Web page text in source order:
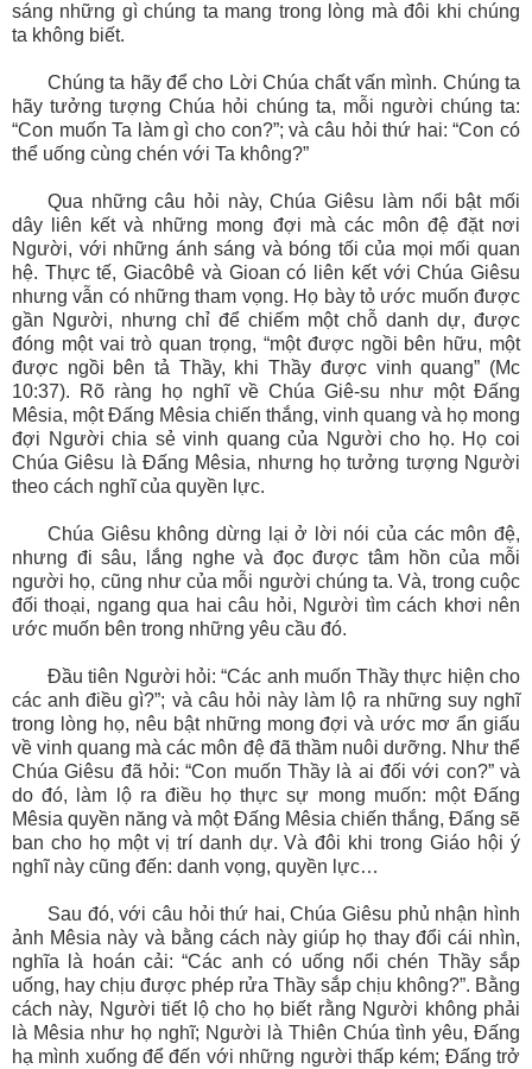
sáng những gì chúng ta mang trong lòng mà đôi khi chúng
ta không biết.
Chúng ta hãy để cho Lời Chúa chất vấn mình. Chúng ta
hãy tưởng tượng Chúa hỏi chúng ta, mỗi người chúng ta:
“Con muốn Ta làm gì cho con?”; và câu hỏi thứ hai: “Con có
thể uống cùng chén với Ta không?”
Qua những câu hỏi này, Chúa Giêsu làm nổi bật mối
dây liên kết và những mong đợi mà các môn đệ đặt nơi
Người, với những ánh sáng và bóng tối của mọi mối quan
hệ. Thực tế, Giacôbê và Gioan có liên kết với Chúa Giêsu
nhưng vẫn có những tham vọng. Họ bày tỏ ước muốn được
gần Người, nhưng chỉ để chiếm một chỗ danh dự, được
đóng một vai trò quan trọng, “một được ngồi bên hữu, một
được ngồi bên tả Thầy, khi Thầy được vinh quang” (Mc
10:37). Rõ ràng họ nghĩ về Chúa Giê-su như một Đấng
Mêsia, một Đấng Mêsia chiến thắng, vinh quang và họ mong
đợi Người chia sẻ vinh quang của Người cho họ. Họ coi
Chúa Giêsu là Đấng Mêsia, nhưng họ tưởng tượng Người
theo cách nghĩ của quyền lực.
Chúa Giêsu không dừng lại ở lời nói của các môn đệ,
nhưng đi sâu, lắng nghe và đọc được tâm hồn của mỗi
người họ, cũng như của mỗi người chúng ta. Và, trong cuộc
đối thoại, ngang qua hai câu hỏi, Người tìm cách khơi nên
ước muốn bên trong những yêu cầu đó.
Đầu tiên Người hỏi: “Các anh muốn Thầy thực hiện cho
các anh điều gì?”; và câu hỏi này làm lộ ra những suy nghĩ
trong lòng họ, nêu bật những mong đợi và ước mơ ẩn giấu
về vinh quang mà các môn đệ đã thầm nuôi dưỡng. Như thể
Chúa Giêsu đã hỏi: “Con muốn Thầy là ai đối với con?” và
do đó, làm lộ ra điều họ thực sự mong muốn: một Đấng
Mêsia quyền năng và một Đấng Mêsia chiến thắng, Đấng sẽ
ban cho họ một vị trí danh dự. Và đôi khi trong Giáo hội ý
nghĩ này cũng đến: danh vọng, quyền lực…
Sau đó, với câu hỏi thứ hai, Chúa Giêsu phủ nhận hình
ảnh Mêsia này và bằng cách này giúp họ thay đổi cái nhìn,
nghĩa là hoán cải: “Các anh có uống nổi chén Thầy sắp
uống, hay chịu được phép rửa Thầy sắp chịu không?”. Bằng
cách này, Người tiết lộ cho họ biết rằng Người không phải
là Mêsia như họ nghĩ; Người là Thiên Chúa tình yêu, Đấng
hạ mình xuống để đến với những người thấp kém; Đấng trở